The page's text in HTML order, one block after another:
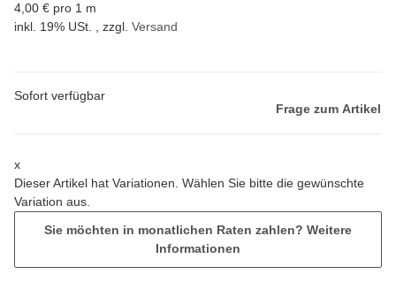
4,00 € pro 1 m
inkl. 19% USt. , zzgl. Versand
Sofort verfügbar
Frage zum Artikel
x
Dieser Artikel hat Variationen. Wählen Sie bitte die gewünschte
Variation aus.
Sie möchten in monatlichen Raten zahlen? Weitere
Informationen